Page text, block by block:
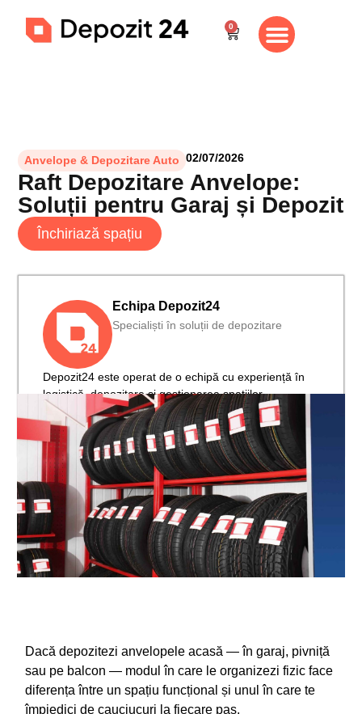
0
Anvelope & Depozitare Auto 02/07/2026
Raft Depozitare Anvelope:
Soluții pentru Garaj și Depozit
Închiriază spațiu
Echipa Depozit24
Specialiști în soluții de depozitare
Depozit24 este operat de o echipă cu experiență în
logistică, depozitare și gestionarea spațiilor
comerciale.
Dacă depozitezi anvelopele acasă — în garaj, pivniță
sau pe balcon — modul în care le organizezi fizic face
diferența între un spațiu funcțional și unul în care te
împiedici de cauciucuri la fiecare pas.